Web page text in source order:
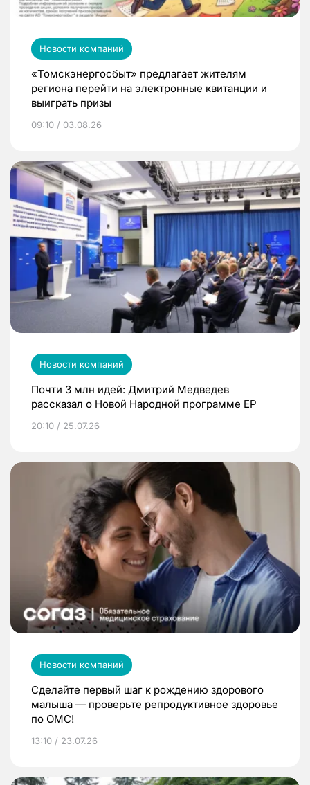
Новости компаний
«Томскэнергосбыт» предлагает жителям
региона перейти на электронные квитанции и
выиграть призы
09:10 / 03.08.26
Новости компаний
Почти 3 млн идей: Дмитрий Медведев
рассказал о Новой Народной программе ЕР
20:10 / 25.07.26
Новости компаний
Сделайте первый шаг к рождению здорового
малыша — проверьте репродуктивное здоровье
по ОМС!
13:10 / 23.07.26